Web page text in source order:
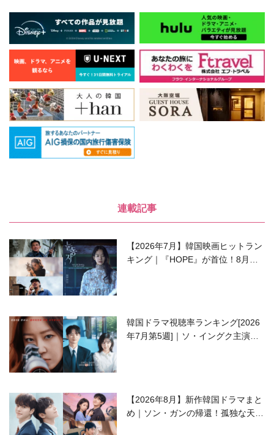
連載記事
【2026年7月】韓国映画ヒットラン
キング｜『HOPE』が首位！8月公
韓国ドラマ視聴率ランキング[2026
年7月第5週]｜ソ・イングク主演の
【2026年8月】新作韓国ドラマまと
め｜ソン・ガンの帰還！孤独な天才